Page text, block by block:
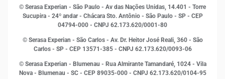
Inovação e Tecnologia
Leis e impostos
Marketing
Open Finance
Proteção de Dados
© Serasa Experian - São Paulo - Av das Nações Unidas, 14.401 - Torre
Sucupira - 24º andar - Chácara Sto. Antônio - São Paulo - SP - CEP
04794-000 - CNPJ 62.173.620/0001-80
© Serasa Experian - São Carlos - Av. Dr. Heitor José Reali, 360 - São
Carlos - SP - CEP 13571-385 - CNPJ 62.173.620/0093-06
© Serasa Experian - Blumenau - Rua Almirante Tamandaré, 1024 - Vila
Nova - Blumenau - SC - CEP 89035-000 - CNPJ 62.173.620/0104-95